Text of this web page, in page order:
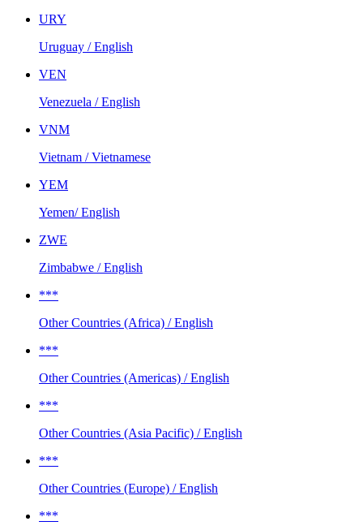
URY
Uruguay / English
VEN
Venezuela / English
VNM
Vietnam / Vietnamese
YEM
Yemen/ English
ZWE
Zimbabwe / English
***
Other Countries (Africa) / English
***
Other Countries (Americas) / English
***
Other Countries (Asia Pacific) / English
***
Other Countries (Europe) / English
***